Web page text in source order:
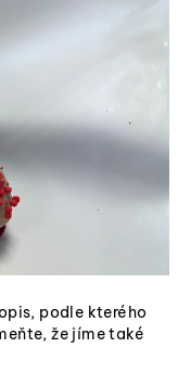
podle kterého
že jíme také